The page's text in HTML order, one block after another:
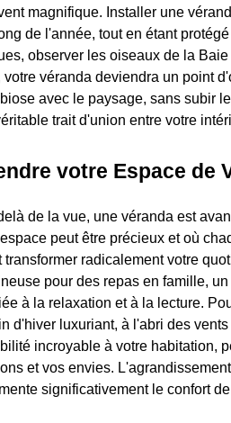
magnifique. Installer une
de l'année, tout en étant
observer les oiseaux de la
votre véranda deviendra un point
avec le paysage, sans subir
trait d'union entre votre
votre Espace de
de la vue, une véranda est
peut être précieux et où
transformer radicalement votre
pour des repas en famille,
à la relaxation et à la lecture.
d'hiver luxuriant, à l'abri des
incroyable à votre habitation,
et vos envies.
significativement le confort